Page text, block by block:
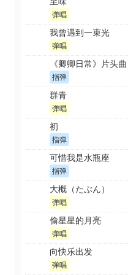
弹唱
我曾遇到一束光
弹唱
《卿卿日常》片头曲
指弹
群青
弹唱
初
指弹
可惜我是水瓶座
指弹
大概（たぶん）
弹唱
偷星星的月亮
弹唱
向快乐出发
弹唱